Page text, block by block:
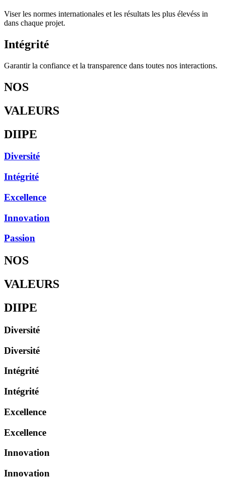
Viserles normes internationales et les résultats les plus élevéss in
dans chaque projet.
Intégrité
Garantir la confiance et la transparence dans toutes nos interactions.
NOS
VALEURS
DIIPE
Diversité
Intégrité
Excellence
Innovation
Passion
NOS
VALEURS
DIIPE
Diversité
Diversité
Intégrité
Intégrité
Excellence
Excellence
Innovation
Innovation